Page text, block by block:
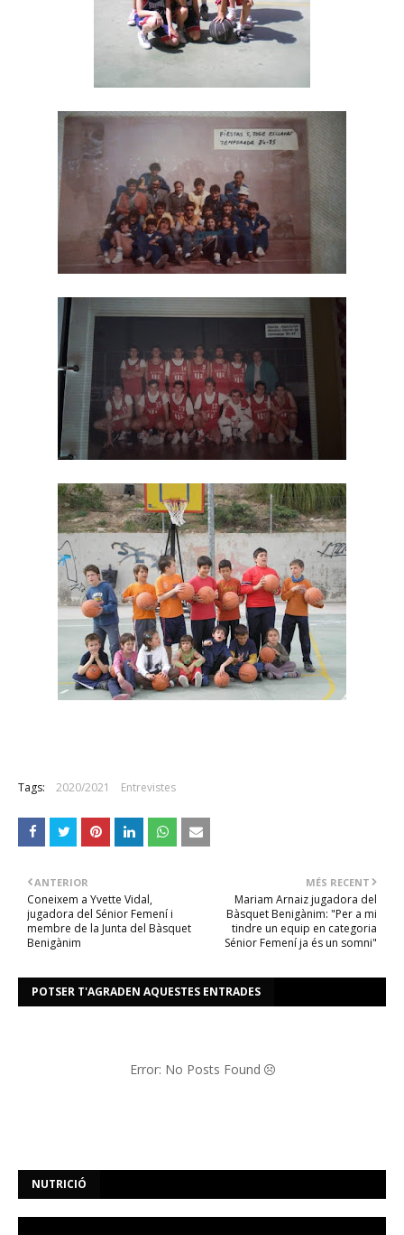
Tags: 2020/2021 Entrevistes
MÉS RECENT
Mariam Arnaiz jugadora del
Bàsquet Benigànim: "Per a mi
tindre un equip en categoria
Sénior Femení ja és un somni"
ANTERIOR
Coneixem a Yvette Vidal,
jugadora del Sénior Femení i
membre de la Junta del Bàsquet
Benigànim
POTSER T'AGRADEN AQUESTES ENTRADES
Error: No Posts Found
NUTRICIÓ